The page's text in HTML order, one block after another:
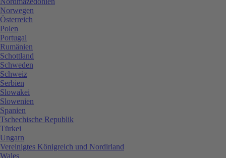
Norwegen
Österreich
Polen
Portugal
Rumänien
Schottland
Schweden
Schweiz
Serbien
Slowakei
Slowenien
Spanien
Tschechische Republik
Türkei
Ungarn
Vereinigtes Königreich und Nordirland
Wales